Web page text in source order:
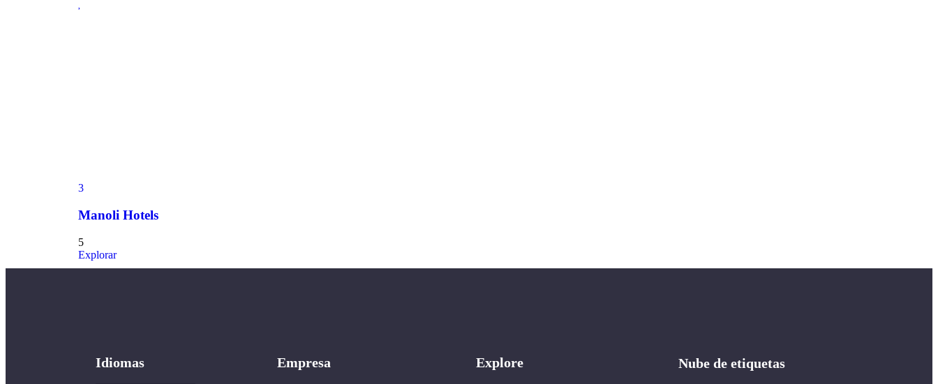
3
Manoli Hotels
5
Explorar
Idiomas Empresa Explore Nube de etiquetas